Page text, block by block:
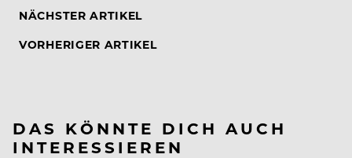
NÄCHSTER ARTIKEL
VORHERIGER ARTIKEL
DAS KÖNNTE DICH AUCH
INTERESSIEREN